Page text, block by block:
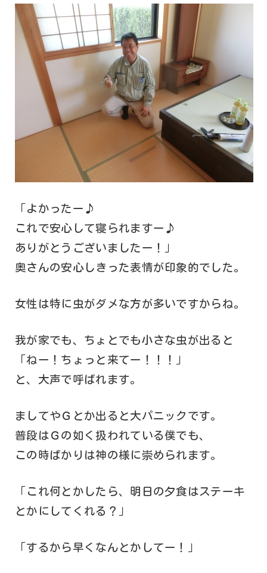
「よかったー♪
これで安心して寝られますー♪
ありがとうございましたー！」
奥さんの安心しきった表情が印象的でした。
女性は特に虫がダメな方が多いですからね。
我が家でも、ちょとでも小さな虫が出ると
「ねー！ちょっと来てー！！！」
と、大声で呼ばれます。
ましてやＧとか出ると大パニックです。
普段はＧの如く扱われている僕でも、
この時ばかりは神の様に崇められます。
「これ何とかしたら、明日の夕食はステーキ
とかにしてくれる？」
「するから早くなんとかしてー！」